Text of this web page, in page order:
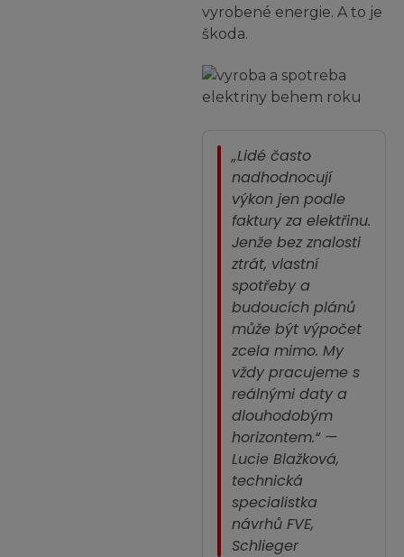
vyrobené energie. A to je
škoda.
„Lidé často
nadhodnocují
výkon jen podle
faktury za elektřinu.
Jenže bez znalosti
ztrát, vlastní
spotřeby a
budoucích plánů
může být výpočet
zcela mimo. My
vždy pracujeme s
reálnými daty a
dlouhodobým
horizontem.“—
Lucie Blažková,
technická
specialistka
návrhů FVE,
Schlieger